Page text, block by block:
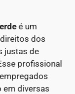
é um
dos
justas de
profissional
em diversas